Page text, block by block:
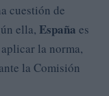
cuestión de
ella, España es
la norma,
la Comisión